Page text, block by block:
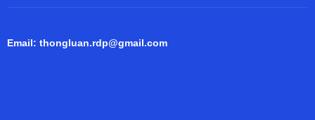
Email: thongluan.rdp@gmail.com